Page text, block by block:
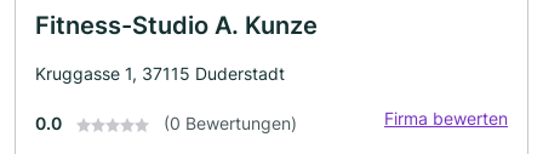
Fitness-Studio A. Kunze
Kruggasse 1, 37115 Duderstadt
0.0 (0 Bewertungen) Firma bewerten